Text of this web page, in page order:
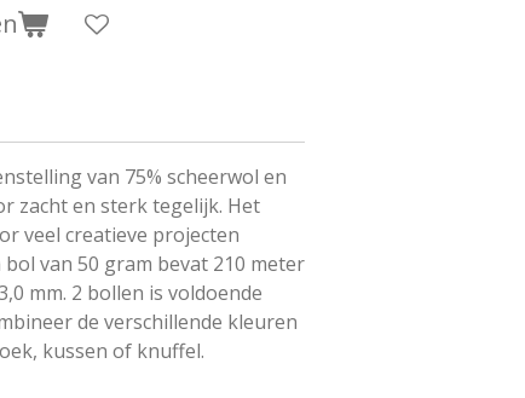
van 75% scheerwol en
zacht en sterk tegelijk. Het
veel creatieve projecten
van 50 gram bevat 210 meter
mm. 2 bollen is voldoende
de verschillende kleuren
kussen of knuffel.